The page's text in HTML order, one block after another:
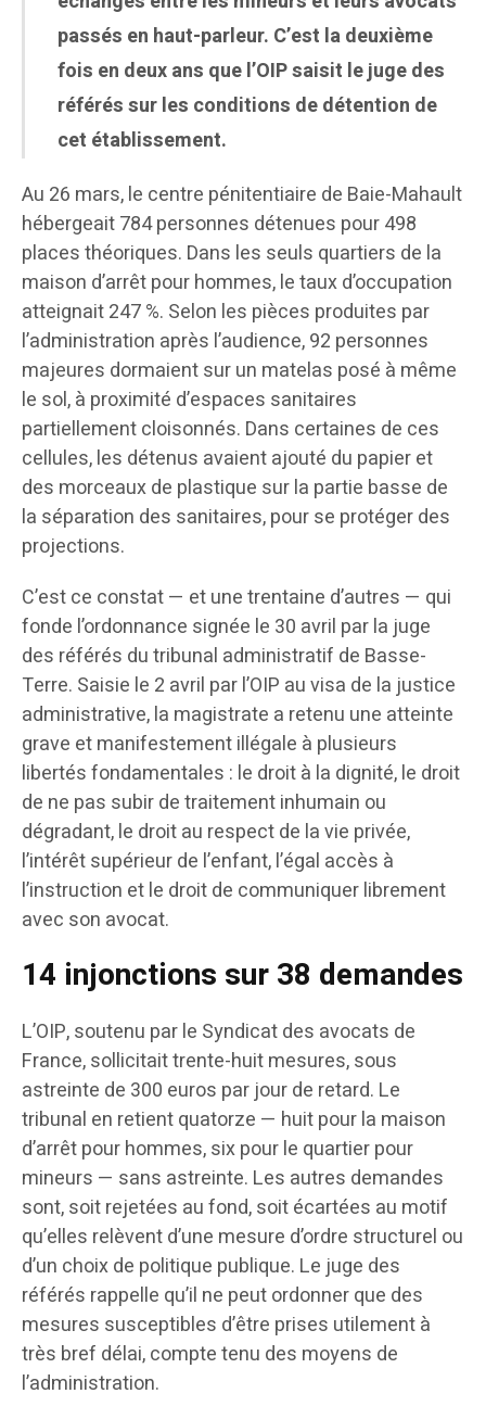
passés en haut-parleur. C’est la deuxième
fois en deux ans que l’OIP saisit le juge des
référés sur les conditions de détention de
cet établissement.
Au 26 mars, le centre pénitentiaire de Baie-Mahault
hébergeait 784 personnes détenues pour 498
places théoriques. Dans les seuls quartiers de la
maison d’arrêt pour hommes, le taux d’occupation
atteignait 247 %. Selon les pièces produites par
l’administration après l’audience, 92 personnes
majeures dormaient sur un matelas posé à même
le sol, à proximité d’espaces sanitaires
partiellement cloisonnés. Dans certaines de ces
cellules, les détenus avaient ajouté du papier et
des morceaux de plastique sur la partie basse de
la séparation des sanitaires, pour se protéger des
projections.
C’est ce constat — et une trentaine d’autres — qui
fonde l’ordonnance signée le 30 avril par la juge
des référés du tribunal administratif de Basse-
Terre. Saisie le 2 avril par l’OIP au visa de la justice
administrative, la magistrate a retenu une atteinte
grave et manifestement illégale à plusieurs
libertés fondamentales : le droit à la dignité, le droit
de ne pas subir de traitement inhumain ou
dégradant, le droit au respect de la vie privée,
l’intérêt supérieur de l’enfant, l’égal accès à
l’instruction et le droit de communiquer librement
avec son avocat.
14 injonctions sur 38 demandes
L’OIP, soutenu par le Syndicat des avocats de
France, sollicitait trente-huit mesures, sous
astreinte de 300 euros par jour de retard. Le
tribunal en retient quatorze — huit pour la maison
d’arrêt pour hommes, six pour le quartier pour
mineurs — sans astreinte. Les autres demandes
sont, soit rejetées au fond, soit écartées au motif
qu’elles relèvent d’une mesure d’ordre structurel ou
d’un choix de politique publique. Le juge des
référés rappelle qu’il ne peut ordonner que des
mesures susceptibles d’être prises utilement à
très bref délai, compte tenu des moyens de
l’administration.